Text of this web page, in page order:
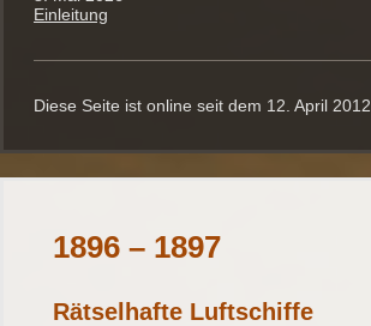
Einleitung
Diese Seite ist online seit dem 12. April 2012.
1896 – 1897
Rätselhafte Luftschiffe